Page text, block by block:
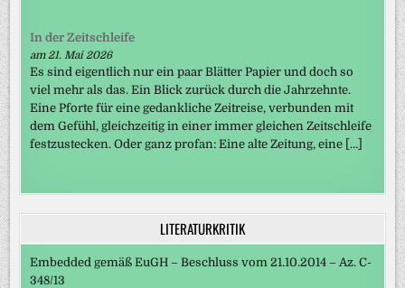
In der Zeitschleife
am 21. Mai 2026
Es sind eigentlich nur ein paar Blätter Papier und doch so
viel mehr als das. Ein Blick zurück durch die Jahrzehnte.
Eine Pforte für eine gedankliche Zeitreise, verbunden mit
dem Gefühl, gleichzeitig in einer immer gleichen Zeitschleife
festzustecken. Oder ganz profan: Eine alte Zeitung, eine […]
LITERATURKRITIK
Embedded gemäß EuGH – Beschluss vom 21.10.2014 – Az. C-
348/13